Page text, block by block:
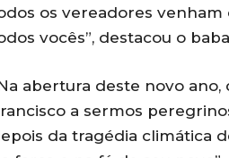
os vereadores venham
vocês”, destacou o
abertura deste novo
a sermos
da tragédia climática